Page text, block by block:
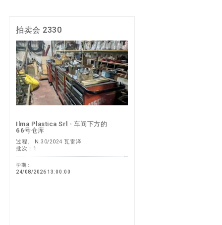
拍卖会 2330
Ilma Plastica Srl - 车间下方的
66号仓库
过程。 N.30/2024 瓦雷泽
批次：1
学期：
24/08/2026 13:00:00